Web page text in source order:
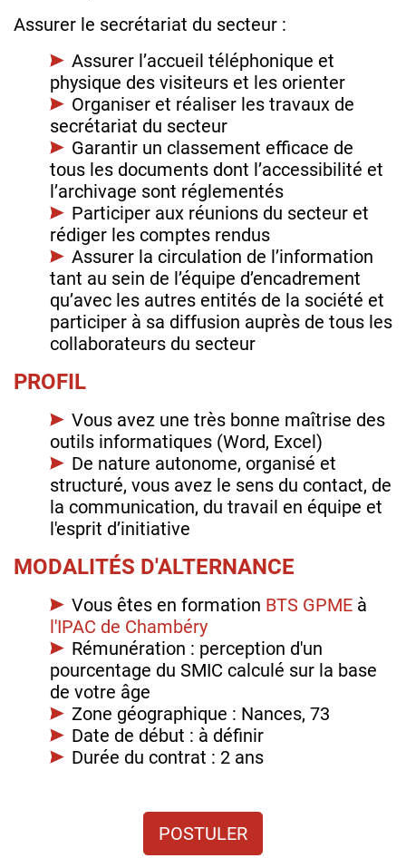
Assurer le secrétariat du secteur :
Assurer l’accueil téléphonique et
physique des visiteurs et les orienter
Organiser et réaliser les travaux de
secrétariat du secteur
Garantir un classement efficace de
tous les documents dont l’accessibilité et
l’archivage sont réglementés
Participer aux réunions du secteur et
rédiger les comptes rendus
Assurer la circulation de l’information
tant au sein de l’équipe d’encadrement
qu’avec les autres entités de la société et
participer à sa diffusion auprès de tous les
collaborateurs du secteur
PROFIL
Vous avez une très bonne maîtrise des
outils informatiques (Word, Excel)
De nature autonome, organisé et
structuré, vous avez le sens du contact, de
la communication, du travail en équipe et
l'esprit d’initiative
MODALITÉS D'ALTERNANCE
Vous êtes en formation BTS GPME à
l'IPAC de Chambéry
Rémunération : perception d'un
pourcentage du SMIC calculé sur la base
de votre âge
Zone géographique : Nances, 73
Date de début : à définir
Durée du contrat : 2 ans
POSTULER